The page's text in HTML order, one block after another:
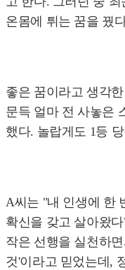
온몸에 튀는 꿈을 꿨
좋은 꿈이라고 생각
문득 얼마 전 사놓은
했다. 놀랍게도 1등
A씨는 "내 인생에 한
확신을 갖고 살아왔
작은 선행을 실천하
것'이라고 믿었는데,